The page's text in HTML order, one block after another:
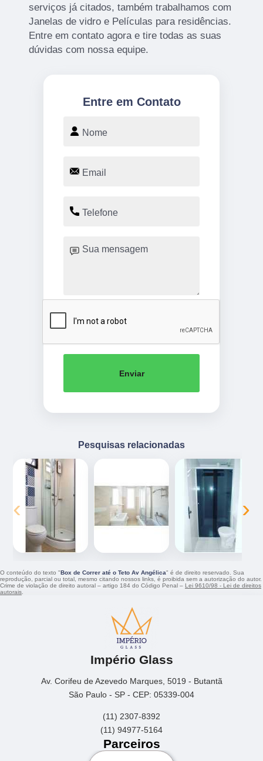
serviços já citados, também trabalhamos com
Janelas de vidro e Películas para residências.
Entre em contato agora e tire todas as suas
dúvidas com nossa equipe.
Entre em Contato
Enviar
Pesquisas relacionadas
‹ ›
O conteúdo do texto "Box de Correr até o Teto Av Angélica" é de direito reservado. Sua
reprodução, parcial ou total, mesmo citando nossos links, é proibida sem a autorização do autor.
Crime de violação de direito autoral – artigo 184 do Código Penal – Lei 9610/98 - Lei de direitos
autorais
Império Glass
Av. Corifeu de Azevedo Marques, 5019 - Butantã
São Paulo - SP - CEP: 05339-004
(11) 2307-8392
(11) 94977-5164
Parceiros